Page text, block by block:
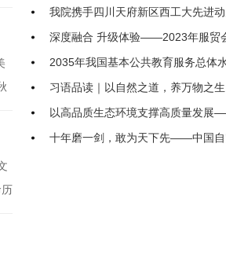
联络处即将落地我院
我院携手四川天府新区西工大先进
生科技 共探低空经济产教融合新模式
深度融合 升级体验——2023年服贸
展动向2035年我国基本公共教育服务总体
前列习语品读｜以自然之道，养万物之生
以高品质生态环境支撑高质量发展
国生态日之际
十年磨一剑，敢为天下先——中国自